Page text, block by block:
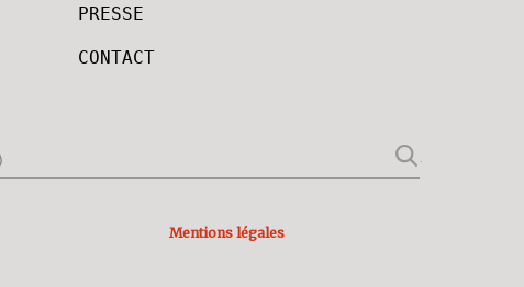
PRESSE
CONTACT
Mentions légales